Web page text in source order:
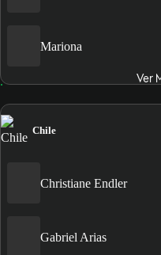
Mariona
Ver
Chile
Christiane Endler
Gabriel Arias